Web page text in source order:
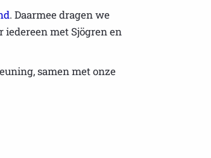
. Daarmee dragen we
met Sjögren en
samen met onze